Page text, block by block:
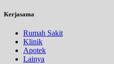
Kerjasama
Rumah Sakit
Klinik
Apotek
Lainya